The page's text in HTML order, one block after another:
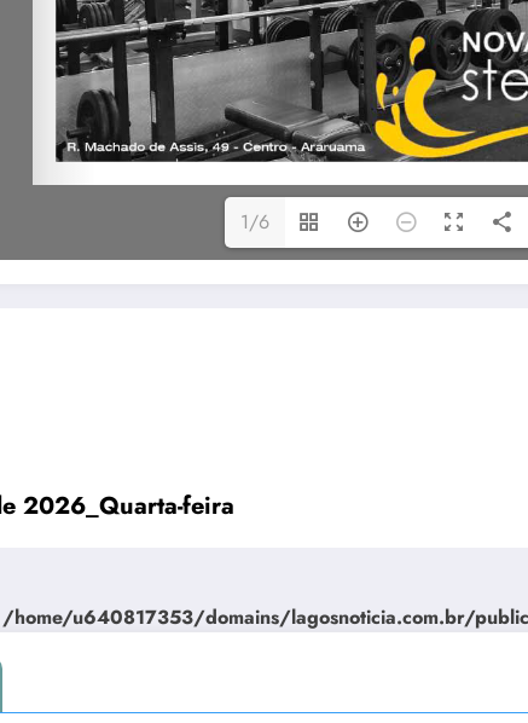
1/6
2026_Quarta-feira
/home/u640817353/domains/lagosnoticia.com.br/